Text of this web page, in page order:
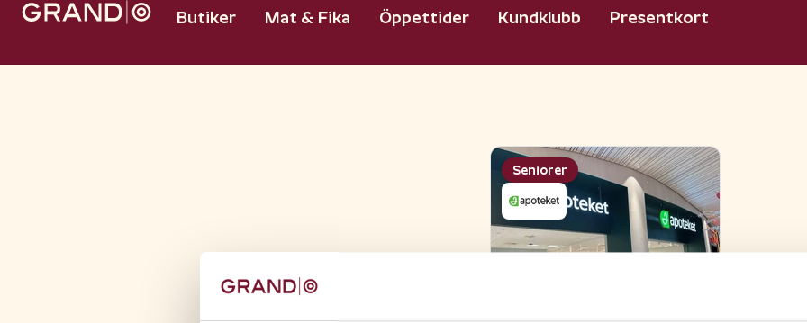
Butiker Mat & Fika Öppettider Kundklubb Presentkort
Seniorer